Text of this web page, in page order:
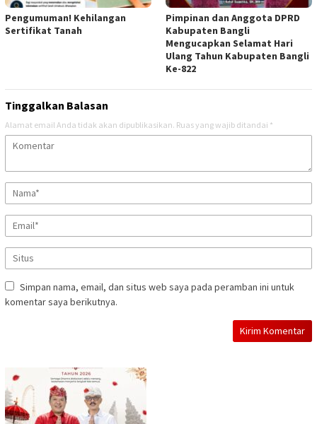
Pengumuman! Kehilangan
Sertifikat Tanah
Pimpinan dan Anggota DPRD
Kabupaten Bangli
Mengucapkan Selamat Hari
Ulang Tahun Kabupaten Bangli
Ke-822
Tinggalkan Balasan
Alamat email Anda tidak akan dipublikasikan. Ruas yang wajib ditandai *
Simpan nama, email, dan situs web saya pada peramban ini untuk
komentar saya berikutnya.